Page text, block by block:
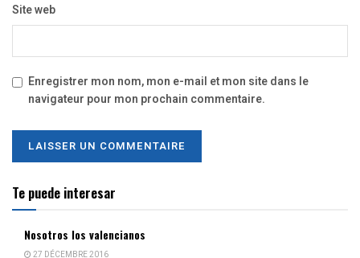
Site web
Enregistrer mon nom, mon e-mail et mon site dans le
navigateur pour mon prochain commentaire.
Te puede interesar
Nosotros los valencianos
27 DÉCEMBRE 2016